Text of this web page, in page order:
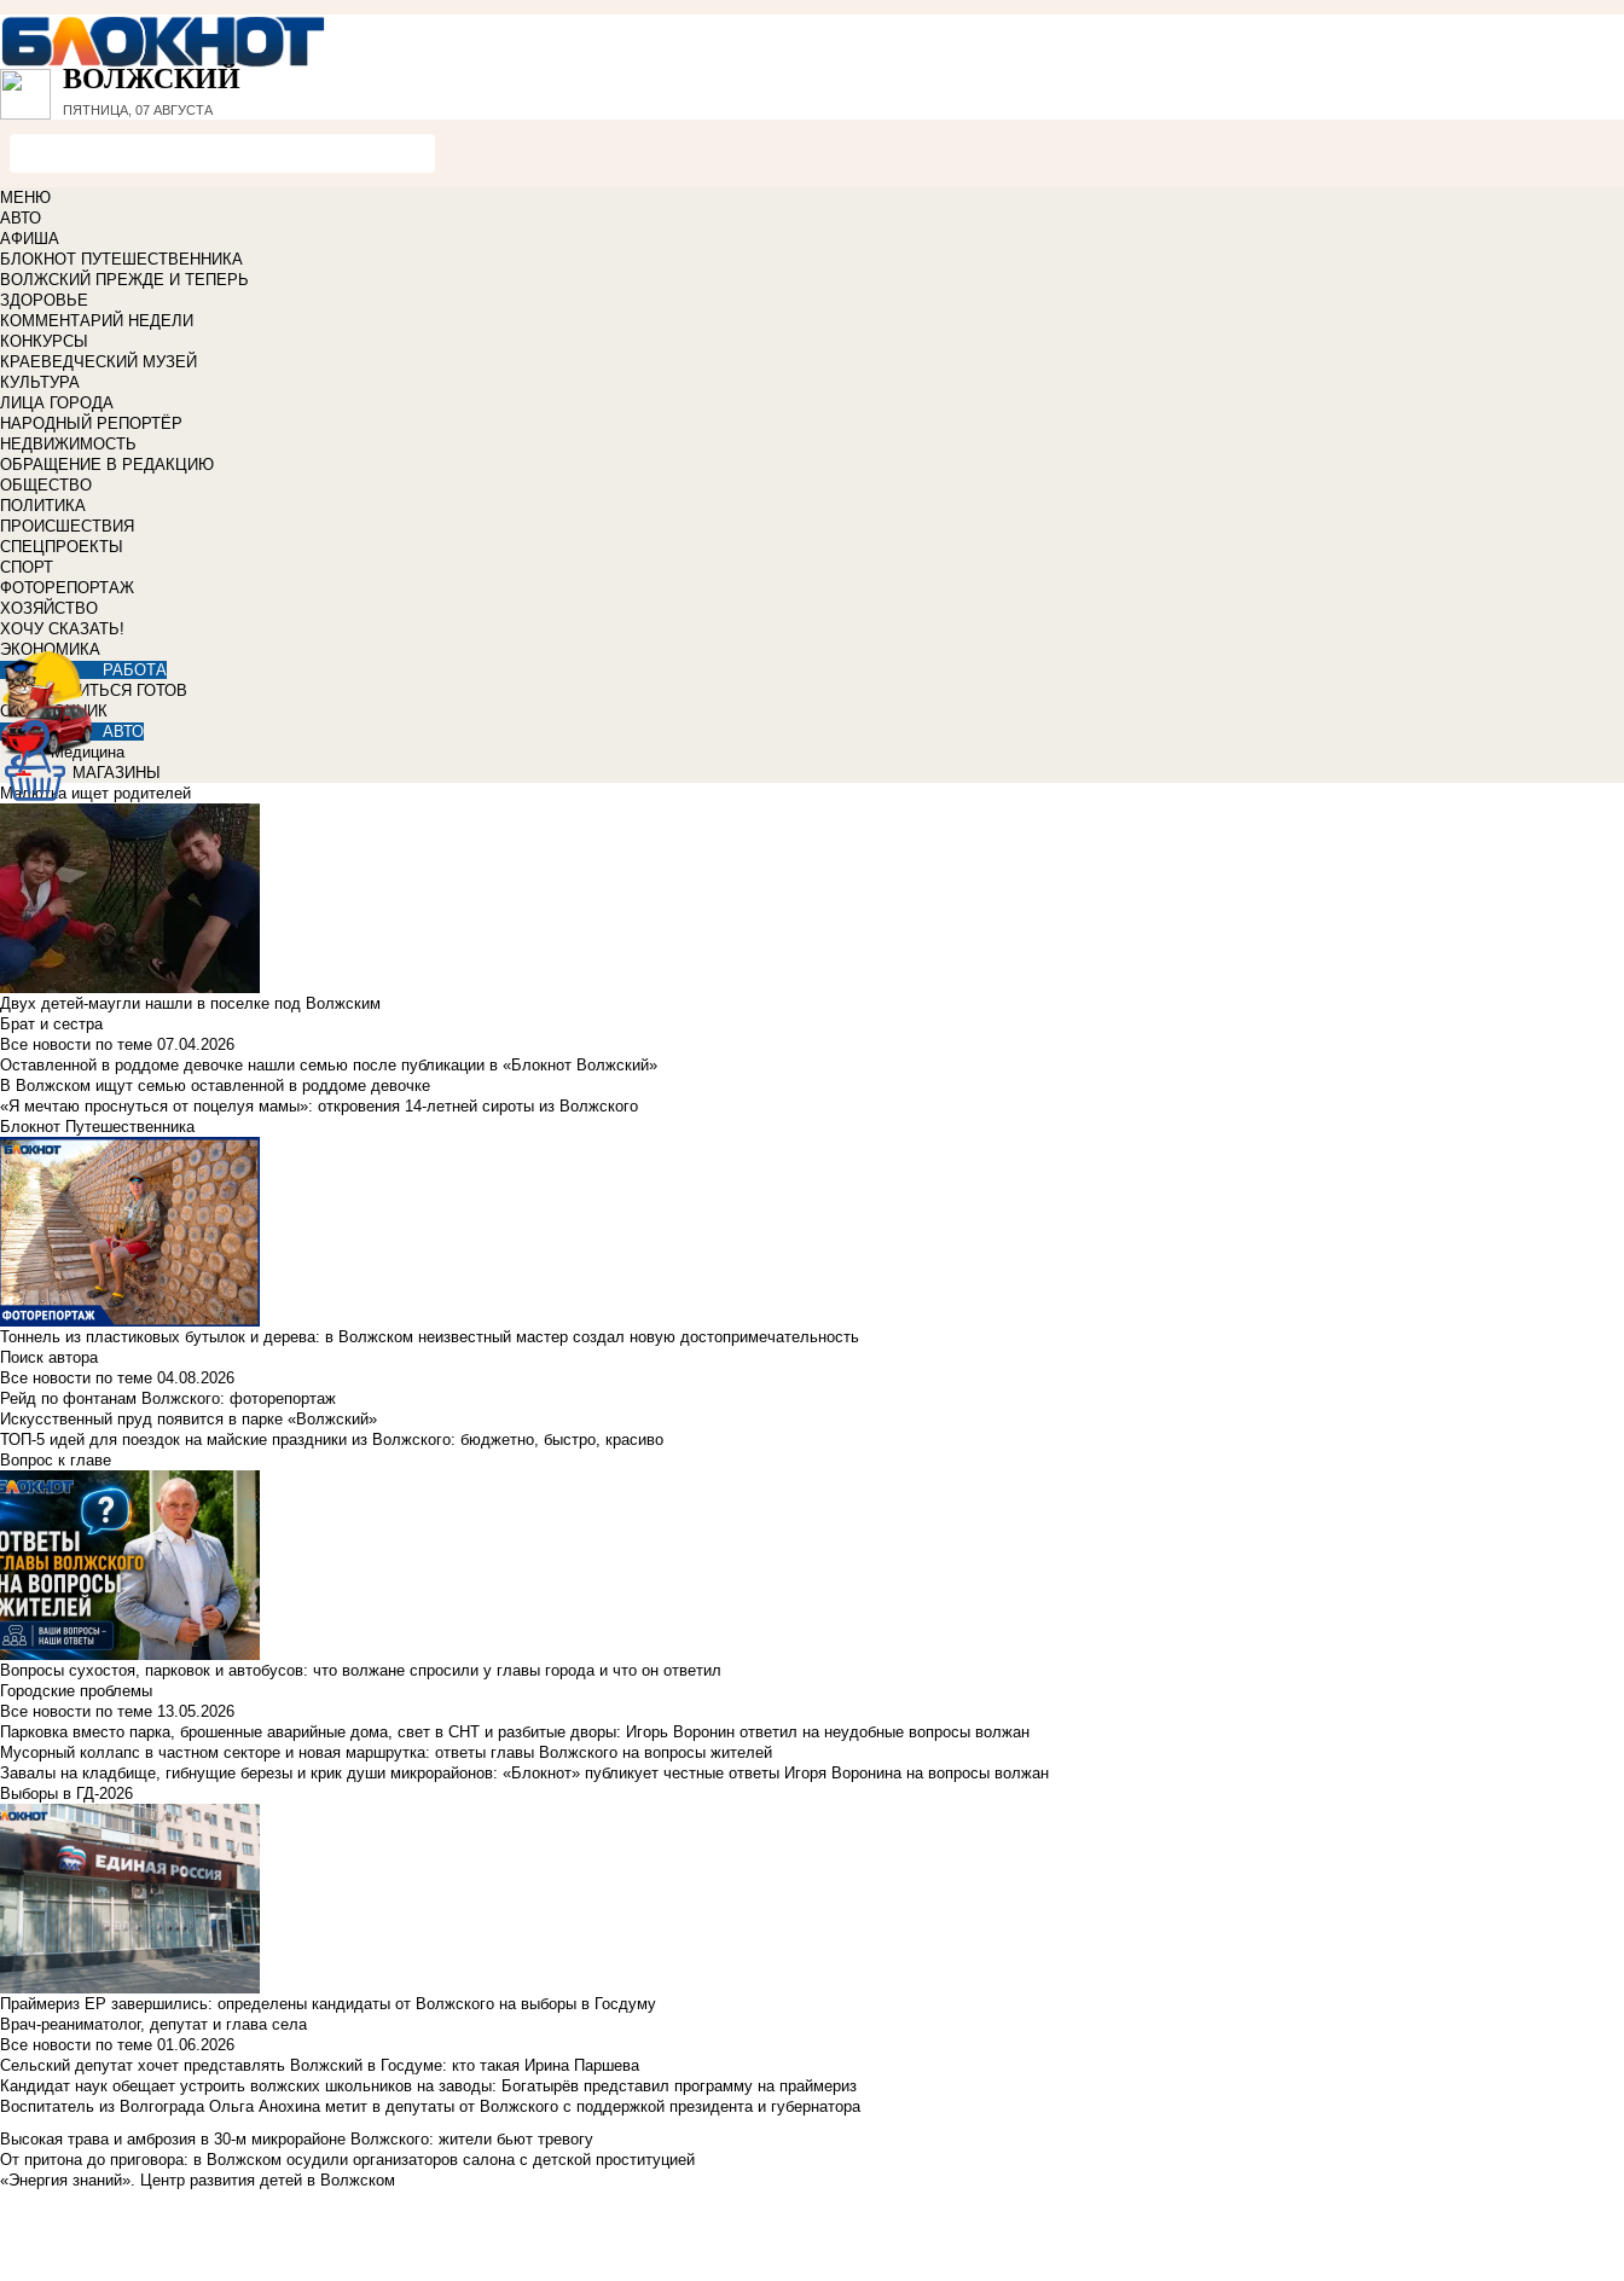
ВОЛЖСКИЙ
ПЯТНИЦА, 07 АВГУСТА
МЕНЮ
АВТО
АФИША
БЛОКНОТ ПУТЕШЕСТВЕННИКА
ВОЛЖСКИЙ ПРЕЖДЕ И ТЕПЕРЬ
ЗДОРОВЬЕ
КОММЕНТАРИЙ НЕДЕЛИ
КОНКУРСЫ
КРАЕВЕДЧЕСКИЙ МУЗЕЙ
КУЛЬТУРА
ЛИЦА ГОРОДА
НАРОДНЫЙ РЕПОРТЁР
НЕДВИЖИМОСТЬ
ОБРАЩЕНИЕ В РЕДАКЦИЮ
ОБЩЕСТВО
ПОЛИТИКА
ПРОИСШЕСТВИЯ
СПЕЦПРОЕКТЫ
СПОРТ
ФОТОРЕПОРТАЖ
ХОЗЯЙСТВО
ХОЧУ СКАЗАТЬ!
ЭКОНОМИКА
РАБОТА
УЧИТЬСЯ ГОТОВ
СПРАВОЧНИК
АВТО
Медицина
МАГАЗИНЫ
Малютка ищет родителей
Двух детей-маугли нашли в поселке под Волжским
Брат и сестра
Все новости по теме 07.04.2026
Оставленной в роддоме девочке нашли семью после публикации в «Блокнот Волжский»
В Волжском ищут семью оставленной в роддоме девочке
«Я мечтаю проснуться от поцелуя мамы»: откровения 14-летней сироты из Волжского
Блокнот Путешественника
Тоннель из пластиковых бутылок и дерева: в Волжском неизвестный мастер создал новую достопримечательность
Поиск автора
Все новости по теме 04.08.2026
Рейд по фонтанам Волжского: фоторепортаж
Искусственный пруд появится в парке «Волжский»
ТОП-5 идей для поездок на майские праздники из Волжского: бюджетно, быстро, красиво
Вопрос к главе
Вопросы сухостоя, парковок и автобусов: что волжане спросили у главы города и что он ответил
Городские проблемы
Все новости по теме 13.05.2026
Парковка вместо парка, брошенные аварийные дома, свет в СНТ и разбитые дворы: Игорь Воронин ответил на неудобные вопросы волжан
Мусорный коллапс в частном секторе и новая маршрутка: ответы главы Волжского на вопросы жителей
Завалы на кладбище, гибнущие березы и крик души микрорайонов: «Блокнот» публикует честные ответы Игоря Воронина на вопросы волжан
Выборы в ГД-2026
Праймериз ЕР завершились: определены кандидаты от Волжского на выборы в Госдуму
Врач-реаниматолог, депутат и глава села
Все новости по теме 01.06.2026
Сельский депутат хочет представлять Волжский в Госдуме: кто такая Ирина Паршева
Кандидат наук обещает устроить волжских школьников на заводы: Богатырёв представил программу на праймериз
Воспитатель из Волгограда Ольга Анохина метит в депутаты от Волжского с поддержкой президента и губернатора
Высокая трава и амброзия в 30‑м микрорайоне Волжского: жители бьют тревогу
От притона до приговора: в Волжском осудили организаторов салона с детской проституцией
«Энергия знаний». Центр развития детей в Волжском